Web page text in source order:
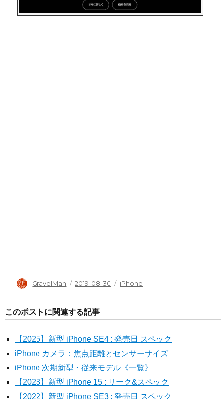
投
GravelMan
投
2019-08-30
タ
iPhone
このポストに関連する記事
【2025】新型 iPhone SE4 : 発売日 スペック
iPhone カメラ：焦点距離とセンサーサイズ
iPhone 次期新型・従来モデル《一覧》
【2023】新型 iPhone 15 : リーク&スペック
【2022】新型 iPhone SE3 : 発売日 スペック